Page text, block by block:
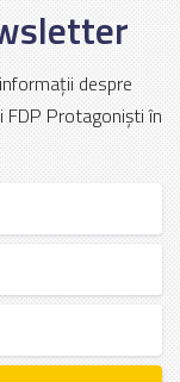
despre
FDP Protagoniști în